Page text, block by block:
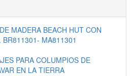
MADERA BEACH HUT CON
MA811301
PARA COLUMPIOS DE
EN LA TIERRA